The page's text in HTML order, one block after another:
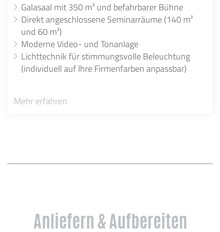
Galasaal mit 350 m² und befahrbarer Bühne
Direkt angeschlossene Seminarräume (140 m²
und 60 m²)
Moderne Video- und Tonanlage
Lichttechnik für stimmungsvolle Beleuchtung
(individuell auf Ihre Firmenfarben anpassbar)
Mehr erfahren
Anliefern & Aufbereiten